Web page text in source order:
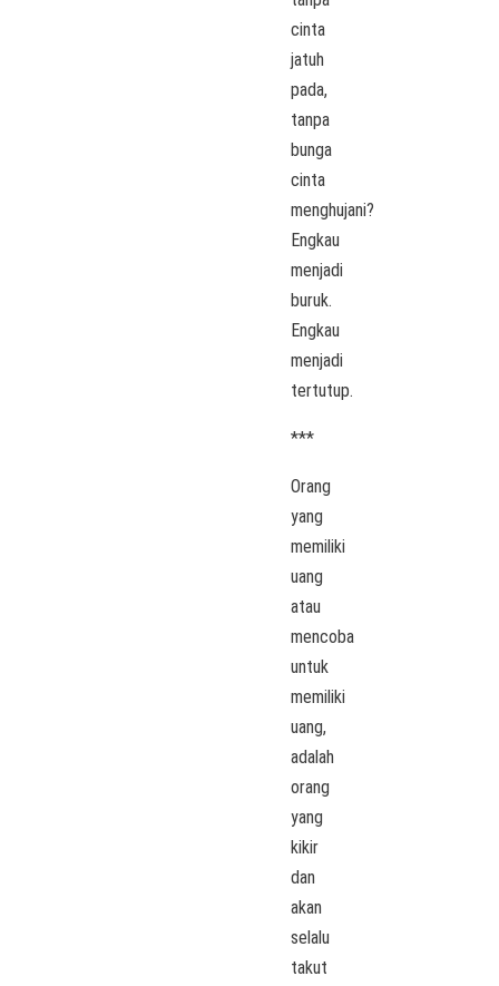
cinta
jatuh
pada,
tanpa
bunga
cinta
menghujani?
Engkau
menjadi
buruk.
Engkau
menjadi
tertutup.
***
Orang
yang
memiliki
uang
atau
mencoba
untuk
memiliki
uang,
adalah
orang
yang
kikir
dan
akan
selalu
takut